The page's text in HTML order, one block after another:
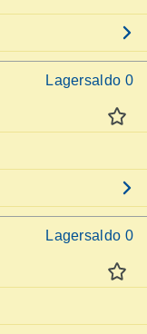
Lagersaldo 0
Lagersaldo 0